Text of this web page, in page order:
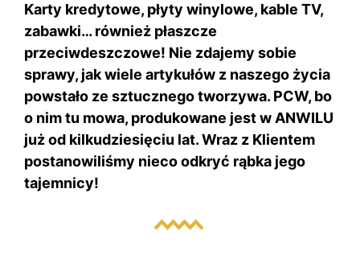
Karty kredytowe, płyty winylowe, kable TV,
zabawki… również płaszcze
przeciwdeszczowe! Nie zdajemy sobie
sprawy, jak wiele artykułów z naszego życia
powstało ze sztucznego tworzywa. PCW, bo
o nim tu mowa, produkowane jest w ANWILU
już od kilkudziesięciu lat. Wraz z Klientem
postanowiliśmy nieco odkryć rąbka jego
tajemnicy!